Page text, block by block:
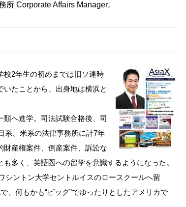
Corporate Affairs Manager。
校2年生の初めまでは旧ソ連時
たことから、出身地は横浜と
へ進学。司法試験合格後、司
系、米系の法律事務所に計7年
産権案件、倒産案件、訴訟な
多く、英語圏への留学を意識するようになった。
シントン大学セントルイスのロースクールへ留
、何もかも“ビッグ”でゆったりとしたアメリカで